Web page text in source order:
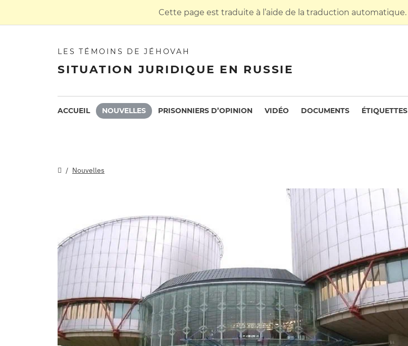
Cette page est traduite à l’aide de la traduction automatique.
LES TÉMOINS DE JÉHOVAH
SITUATION JURIDIQUE EN RUSSIE
ACCUEIL NOUVELLES PRISONNIERS D’OPINION VIDÉO DOCUMENTS ÉTIQUETTES
Nouvelles